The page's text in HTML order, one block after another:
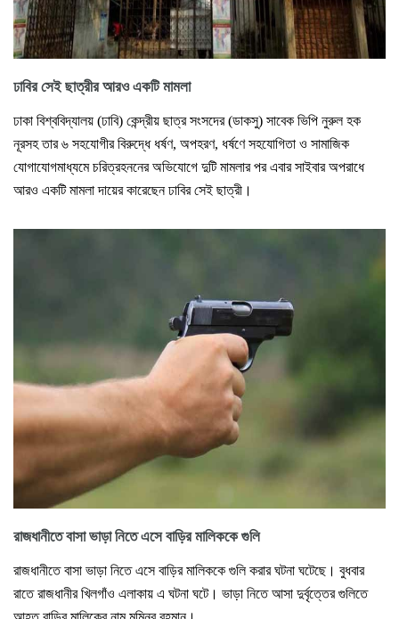
ঢাবির সেই ছাত্রীর আরও একটি মামলা
ঢাকা বিশ্ববিদ্যালয় (ঢাবি) কেন্দ্রীয় ছাত্র সংসদের (ডাকসু) সাবেক ভিপি নুরুল হক
নূরসহ তার ৬ সহযোগীর বিরুদ্ধে ধর্ষণ, অপহরণ, ধর্ষণে সহযোগিতা ও সামাজিক
যোগাযোগমাধ্যমে চরিত্রহননের অভিযোগে দুটি মামলার পর এবার সাইবার অপরাধে
আরও একটি মামলা দায়ের কারেছেন ঢাবির সেই ছাত্রী।
রাজধানীতে বাসা ভাড়া নিতে এসে বাড়ির মালিককে গুলি
রাজধানীতে বাসা ভাড়া নিতে এসে বাড়ির মালিককে গুলি করার ঘটনা ঘটেছে। বুধবার
রাতে রাজধানীর খিলগাঁও এলাকায় এ ঘটনা ঘটে। ভাড়া নিতে আসা দুর্বৃত্তের গুলিতে